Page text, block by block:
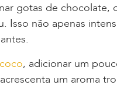
gotas de chocolate,
Isso não apenas
coco, adicionar um
um aroma